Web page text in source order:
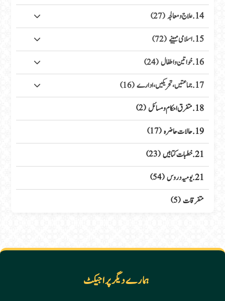
14. علاج ومعالجہ (27)
15. اسلامی مہینے (72)
16. خواتین واطفال (24)
17. جماعتیں، تحریکیں، ادارے (16)
18. متفرق احکام ومسائل (2)
19. حالات حاضرہ (17)
21. خطبات کتابیں (23)
21. یومیہ دروس (54)
متفرقات (5)
ہمارے دیگر پراجیکٹ